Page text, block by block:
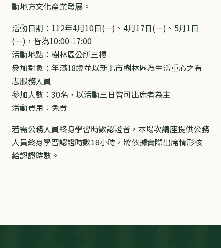
動地方文化產業發展。
活動日期：112年4月10日(一)、4月17日(一)、5月1日
(一)，皆為10:00-17:00
活動地點：樹林區公所三樓
參加對象：年滿18歲並以新北市樹林區為生活重心之有
志服務人員
參加人數：30名，以活動三日皆可出席者為主
活動費用：免費
若需公務人員終身學習時數認證者，本場次講座提供公務
人員終身學習認證時數18小時，將依據實際出席情形核
給認證時數。